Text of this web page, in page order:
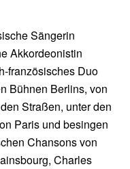
Sängerin
Akkordeonistin
französisches Duo
Bühnen Berlins, von
Straßen, unter den
Paris und besingen
Chansons von
Charles